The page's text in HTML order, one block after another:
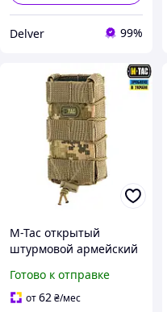
Delver 99%
M-Tac открытый
штурмовой армейский
для магазина АКМ/
АК-74 на Molle ММ14
Готово к отправке
от62₴/мес